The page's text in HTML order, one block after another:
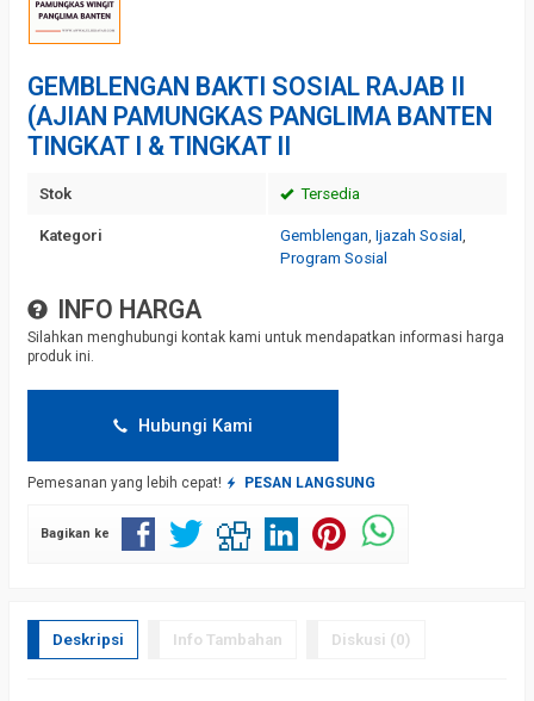
GEMBLENGAN BAKTI SOSIAL RAJAB II
(AJIAN PAMUNGKAS PANGLIMA BANTEN
TINGKAT I & TINGKAT II
Stok Tersedia
Kategori Gemblengan, Ijazah Sosial ,
Program Sosial
INFO HARGA
Silahkan menghubungi kontak kami untuk mendapatkan informasi harga
produk ini.
Hubungi Kami
Pemesanan yang lebih cepat! PESAN LANGSUNG
Bagikan ke
Deskripsi Info Tambahan Diskusi (0)